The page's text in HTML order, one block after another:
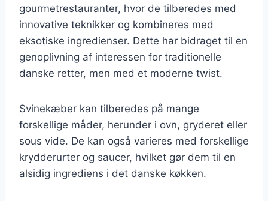
gourmetrestauranter, hvor de tilberedes med
innovative teknikker og kombineres med
eksotiske ingredienser. Dette har bidraget til en
genoplivning af interessen for traditionelle
danske retter, men med et moderne twist.
Svinekæber kan tilberedes på mange
forskellige måder, herunder i ovn, gryderet eller
sous vide. De kan også varieres med forskellige
krydderurter og saucer, hvilket gør dem til en
alsidig ingrediens i det danske køkken.